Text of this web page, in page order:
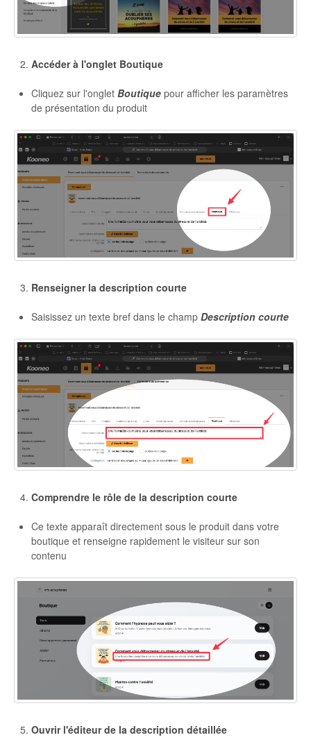
Accéder à l'onglet Boutique
Cliquez sur l'onglet Boutique pour afficher les paramètres
de présentation du produit
Renseigner la description courte
Saisissez un texte bref dans le champ Description courte
Comprendre le rôle de la description courte
Ce texte apparaît directement sous le produit dans votre
boutique et renseigne rapidement le visiteur sur son
contenu
Ouvrir l'éditeur de la description détaillée